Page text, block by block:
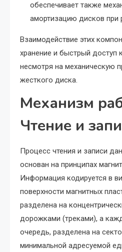
обеспечивает также
амортизацию дисков при
Взаимодействие этих
хранение и быстрый доступ
несмотря на механическую
жесткого диска.
Механизм
Чтение и
Процесс чтения и записи
основан на принципах
Информация кодируется в
поверхности магнитных
разделена на
дорожками (треками), а
очередь, разделена на
минимальной адресуемой